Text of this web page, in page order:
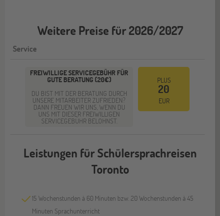
Weitere Preise für 2026/2027
Service
FREIWILLIGE SERVICEGEBÜHR FÜR
GUTE BERATUNG (20€)
DU BIST MIT DER BERATUNG DURCH
UNSERE MITARBEITER ZUFRIEDEN?
DANN FREUEN WIR UNS, WENN DU
UNS MIT DIESER FREIWILLIGEN
SERVICEGEBÜHR BELOHNST.
PLUS
20
EUR
Leistungen für Schülersprachreisen
Toronto
15 Wochenstunden à 60 Minuten bzw. 20 Wochenstunden à 45
Minuten Sprachunterricht